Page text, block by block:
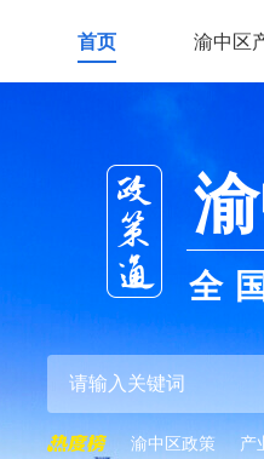
首页 渝中区
全
渝中区政策 产